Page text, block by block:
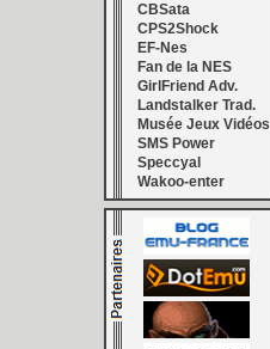
CBSata
CPS2Shock
EF-Nes
Fan de la NES
GirlFriend Adv.
Landstalker Trad.
Musée Jeux Vidéos
SMS Power
Speccyal
Wakoo-enter